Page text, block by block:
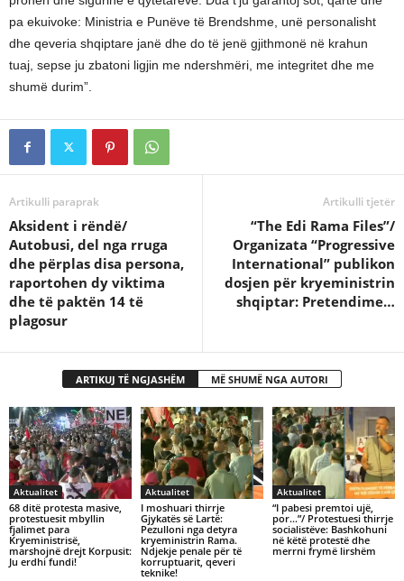
pa ekuivoke: Ministria e Punëve të Brendshme, unë personalisht
dhe qeveria shqiptare janë dhe do të jenë gjithmonë në krahun
tuaj, sepse ju zbatoni ligjin me ndershmëri, me integritet dhe me
shumë durim”.
Artikulli paraprak
Aksident i rëndë/
Autobusi, del nga rruga
dhe përplas disa persona,
raportohen dy viktima
dhe të paktën 14 të
plagosur
Artikulli tjetër
“The Edi Rama Files”/
Organizata “Progressive
International” publikon
dosjen për kryeministrin
shqiptar: Pretendime…
ARTIKUJ TË NGJASHËM MË SHUMË NGA AUTORI
Aktualitet
68 ditë protesta masive,
protestuesit mbyllin
fjalimet para
Kryeministrisë,
marshojnë drejt Korpusit:
Ju erdhi fundi!
Aktualitet
I moshuari thirrje
Gjykatës së Lartë:
Pezulloni nga detyra
kryeministrin Rama.
Ndjekje penale për të
korruptuarit, qeveri
teknike!
Aktualitet
“I pabesi premtoi ujë,
por…”/ Protestuesi thirrje
socialistëve: Bashkohuni
në këtë protestë dhe
merrni frymë lirshëm